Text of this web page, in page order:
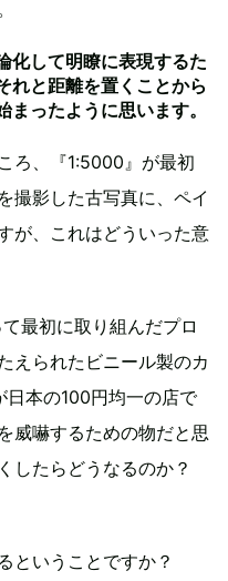
化して明瞭に表現するた
れと距離を置くことから
ったように思います。
ろ、『1:5000』が最初
撮影した古写真に、ペイ
が、これはどういった意
最初に取り組んだプロ
えられたビニール製のカ
本の100円均一の店で
威嚇するための物だと思
したらどうなるのか？
ということですか？